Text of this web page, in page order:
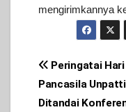
mengirimkannya
Post
Peringatai
Pancasila Unpatti
Ditandai